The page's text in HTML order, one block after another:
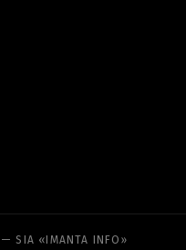
SIA «IMANTA INFO»